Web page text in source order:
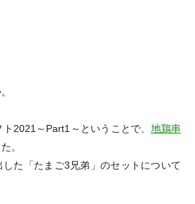
2021～Part1～ということで、 地鶏串
。
た「たまご3兄弟」のセットについて